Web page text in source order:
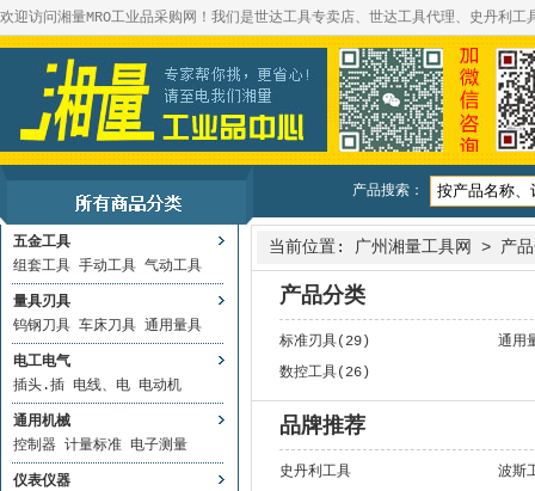
欢迎访问湘量MRO工业品采购网！我们是世达工具专卖店、世达工具代理、史丹利
产品搜索：
五金工具
组套工具 手动工具 气动工具
量具刃具
钨钢刀具 车床刀具 通用量具
电工电气
插头.插 电线、电 电动机
通用机械
控制器 计量标准 电子测量
仪表仪器
当前位置: 广州湘量工具网 > 产
产品分类
标准刃具(29)
通用
数控工具(26)
品牌推荐
史丹利工具
波斯